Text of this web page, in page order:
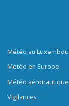
Météo au
Météo en Europe
Météo aéronautique
Vigilances